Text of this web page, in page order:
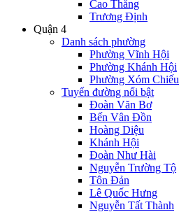
Cao Thắng
Trương Định
Quận 4
Danh sách phường
Phường Vĩnh Hội
Phường Khánh Hội
Phường Xóm Chiếu
Tuyến đường nổi bật
Đoàn Văn Bơ
Bến Vân Đồn
Hoàng Diệu
Khánh Hội
Đoàn Như Hài
Nguyễn Trường Tộ
Tôn Đản
Lê Quốc Hưng
Nguyễn Tất Thành